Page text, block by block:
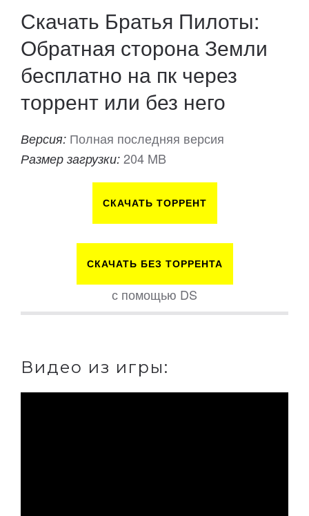
Скачать Братья Пилоты:
Обратная сторона Земли
бесплатно на пк через
торрент или без него
Версия: Полная последняя версия
Размер загрузки: 204 MB
СКАЧАТЬ ТОРРЕНТ
СКАЧАТЬ БЕЗ ТОРРЕНТА
с помощью DS
Видео из игры: